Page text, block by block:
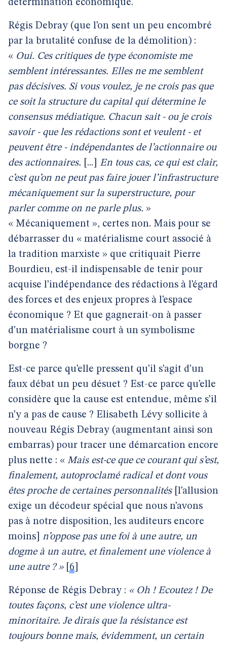
détermination économique.
Régis Debray (que l’on sent un peu encombré
par la brutalité confuse de la démolition) :
« Oui. Ces critiques de type économiste me
semblent intéressantes. Elles ne me semblent
pas décisives. Si vous voulez, je ne crois pas que
ce soit la structure du capital qui détermine le
consensus médiatique. Chacun sait - ou je crois
savoir - que les rédactions sont et veulent - et
peuvent être - indépendantes de l’actionnaire ou
des actionnaires. [...] En tous cas, ce qui est clair,
c’est qu’on ne peut pas faire jouer l’infrastructure
mécaniquement sur la superstructure, pour
parler comme on ne parle plus. »
« Mécaniquement », certes non. Mais pour se
débarrasser du « matérialisme court associé à
la tradition marxiste » que critiquait Pierre
Bourdieu, est-il indispensable de tenir pour
acquise l’indépendance des rédactions à l’égard
des forces et des enjeux propres à l’espace
économique ? Et que gagnerait-on à passer
d’un matérialisme court à un symbolisme
borgne ?
Est-ce parce qu’elle pressent qu’il s’agit d’un
faux débat un peu désuet ? Est-ce parce qu’elle
considère que la cause est entendue, même s’il
n’y a pas de cause ? Elisabeth Lévy sollicite à
nouveau Régis Debray (augmentant ainsi son
embarras) pour tracer une démarcation encore
plus nette : « Mais est-ce que ce courant qui s’est,
finalement, autoproclamé radical et dont vous
êtes proche de certaines personnalités[l’allusion
exige un décodeur spécial que nous n’avons
pas à notre disposition, les auditeurs encore
moins]
n’oppose pas une foi à une autre, un
dogme à un autre, et finalement une violence à
une autre ? »[ 6
Réponse de Régis Debray : « Oh ! Ecoutez ! De
toutes façons, c’est une violence ultra-
minoritaire. Je dirais que la résistance est
toujours bonne mais, évidemment, un certain